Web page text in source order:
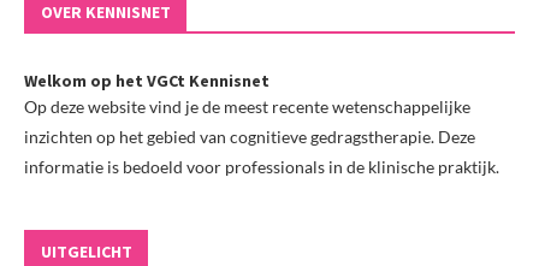
OVER KENNISNET
Welkom op het VGCt Kennisnet
Op deze website vind je de meest recente wetenschappelijke
inzichten op het gebied van cognitieve gedragstherapie. Deze
informatie is bedoeld voor professionals in de klinische praktijk.
UITGELICHT